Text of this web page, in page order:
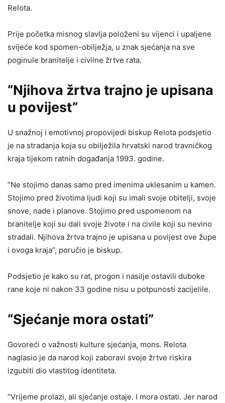
Relota.
Prije početka misnog slavlja položeni su vijenci i upaljene
svijeće kod spomen-obilježja, u znak sjećanja na sve
poginule branitelje i civilne žrtve rata.
“Njihova žrtva trajno je upisana
u povijest”
U snažnoj i emotivnoj propovijedi biskup Relota podsjetio
je na stradanja koja su obilježila hrvatski narod travničkog
kraja tijekom ratnih događanja 1993. godine.
“Ne stojimo danas samo pred imenima uklesanim u kamen.
Stojimo pred životima ljudi koji su imali svoje obitelji, svoje
snove, nade i planove. Stojimo pred uspomenom na
branitelje koji su dali svoje živote i na civile koji su nevino
stradali. Njihova žrtva trajno je upisana u povijest ove župe
i ovoga kraja”, poručio je biskup.
Podsjetio je kako su rat, progon i nasilje ostavili duboke
rane koje ni nakon 33 godine nisu u potpunosti zacijelile.
“Sjećanje mora ostati”
Govoreći o važnosti kulture sjećanja, mons. Relota
naglasio je da narod koji zaboravi svoje žrtve riskira
izgubiti dio vlastitog identiteta.
“Vrijeme prolazi, ali sjećanje ostaje. I mora ostati. Jer narod